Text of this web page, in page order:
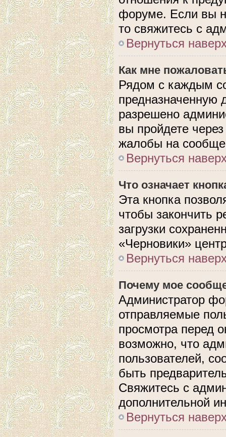
форуме. Если вы
то свяжитесь с
Вернуться
Как мне
Рядом с каждым
предназначенную
разрешено
вы пройдете
жалобы на
Вернуться
Что означает
Эта кнопка
чтобы закончить
загрузки
«Черновики»
Вернуться
Почему мое
Администратор
отправляемые
просмотра перед
возможно, что
пользователей,
быть
Свяжитесь с
дополнительной
Вернуться